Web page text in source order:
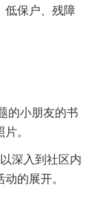
保户、残障
的小朋友的书
。
深入到社区内
的展开。